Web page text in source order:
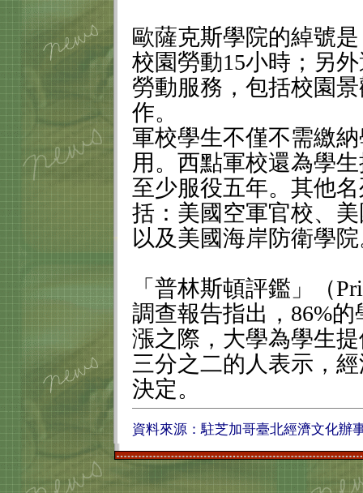
歐薩克斯學院的綽號
校園勞動15小時；另
勞動服務，包括校園
作。
軍校學生不僅不需繳
用。西點軍校還為學
至少服役五年。其他
括：美國空軍官校、
以及美國海岸防衛學
「普林斯頓評鑑」（
調查報告指出， 86%的
漲之際，大學為學生
三分之二的人表示，
決定。
資料來源：駐芝加哥臺北經濟文化辦